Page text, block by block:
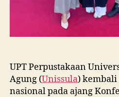
UPT Perpustakaan
Agung (Unissula)
nasional pada ajang